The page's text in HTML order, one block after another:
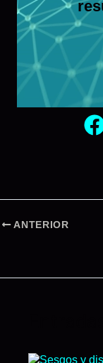
ANTERIOR